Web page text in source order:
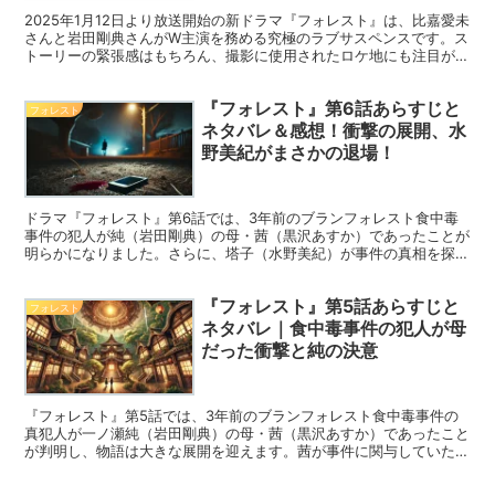
2025年1月12日より放送開始の新ドラマ『フォレスト』は、比嘉愛未
さんと岩田剛典さんがW主演を務める究極のラブサスペンスです。ス
トーリーの緊張感はもちろん、撮影に使用されたロケ地にも注目が集
ケ地やエキストラ募集情報を詳しくご紹介します。
フォレスト
『フォレスト』第6話あらすじと
ネタバレ＆感想！衝撃の展開、水
野美紀がまさかの退場！
ドラマ『フォレスト』第6話では、3年前のブランフォレスト食中毒
事件の犯人が純（岩田剛典）の母・茜（黒沢あすか）であったことが
明らかになりました。さらに、塔子（水野美紀）が事件の真相を探る
エピソードの見どころを詳しく解説します。
フォレスト
『フォレスト』第5話あらすじと
ネタバレ｜食中毒事件の犯人が母
だった衝撃と純の決意
『フォレスト』第5話では、3年前のブランフォレスト食中毒事件の
真犯人が一ノ瀬純（岩田剛典）の母・茜（黒沢あすか）であったこと
が判明し、物語は大きな展開を迎えます。茜が事件に関与していた背